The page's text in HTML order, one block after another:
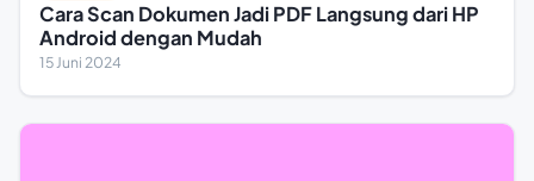
Cara Scan Dokumen Jadi PDF Langsung dari HP
Android dengan Mudah
15 Juni 2024